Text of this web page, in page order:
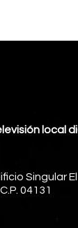
local
Singular El
04131